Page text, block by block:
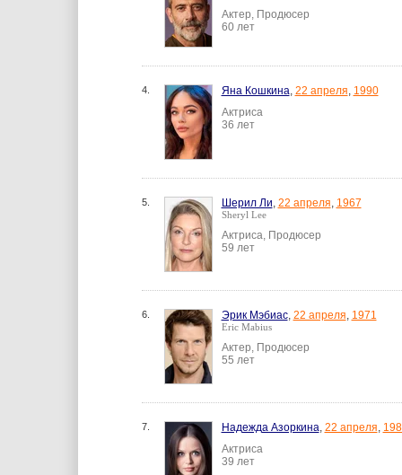
Актер, Продюсер
60 лет
4. Яна Кошкина, 22 апреля, 1990
Актриса
36 лет
5. Шерил Ли, 22 апреля, 1967
Sheryl Lee
Актриса, Продюсер
59 лет
6. Эрик Мэбиас, 22 апреля, 1971
Eric Mabius
Актер, Продюсер
55 лет
7. Надежда Азоркина, 22 апреля,
Актриса
39 лет